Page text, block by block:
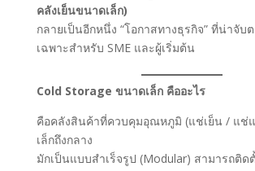
คลังเย็นขนาดเล็ก)
กลายเป็นอีกหนึ่ง “โอกาสทางธุรกิจ” ที่น่าจับ
เฉพาะสำหรับ SME และผู้เริ่มต้น
Cold Storage ขนาดเล็ก คืออะไร
คือคลังสินค้าที่ควบคุมอุณหภูมิ (แช่เย็น / แช่
เล็กถึงกลาง
มักเป็นแบบสำเร็จรูป (Modular) สามารถติด